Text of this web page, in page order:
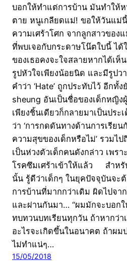
บอกให้ทำแต่การบ้าน มันทำให้
ตาย หนูเกลียดแม่! ขอให้วันแม่
ความเศร้าโศก จากลูกสาวของ
ที่พบเจอกับกระดาษโน๊ตใบนี้ ได้
ของเธอคงจะใจสลายหากได้เ
รูปหัวใจเพียงน้อยนิด และมีรูป
คำว่า ‘Hate’ ถูกประทับไว้ อีกทั้
sheung อันเป็นชื่อของเด็กหญิง
เพียงชิ้นเดียวก็กลายมาเป็นประ
ว่า ‘การกดดันทางด้านการเรีย
ความสุขของเด็กหรือไม่’ รวมไ
เป็นห่วงตัวเด็กคนดังกล่าว เพร
โรคซึมเศร้าเข้าให้แล้ว สำหรั
นั้น รู้ดีว่าเด็กๆ ในยุคปัจจุบันจะ
การบ้านที่มากกว่าเดิม ผิดไปจา
และผ่านกันมา… “ผมมักจะบอก
ทบทวนบทเรียนทุกวัน ถ้าหากว่า
อะไรจะเกิดขึ้นในอนาคต ถ้าผม
ไม่ทำแน่ๆ…
15/05/2018